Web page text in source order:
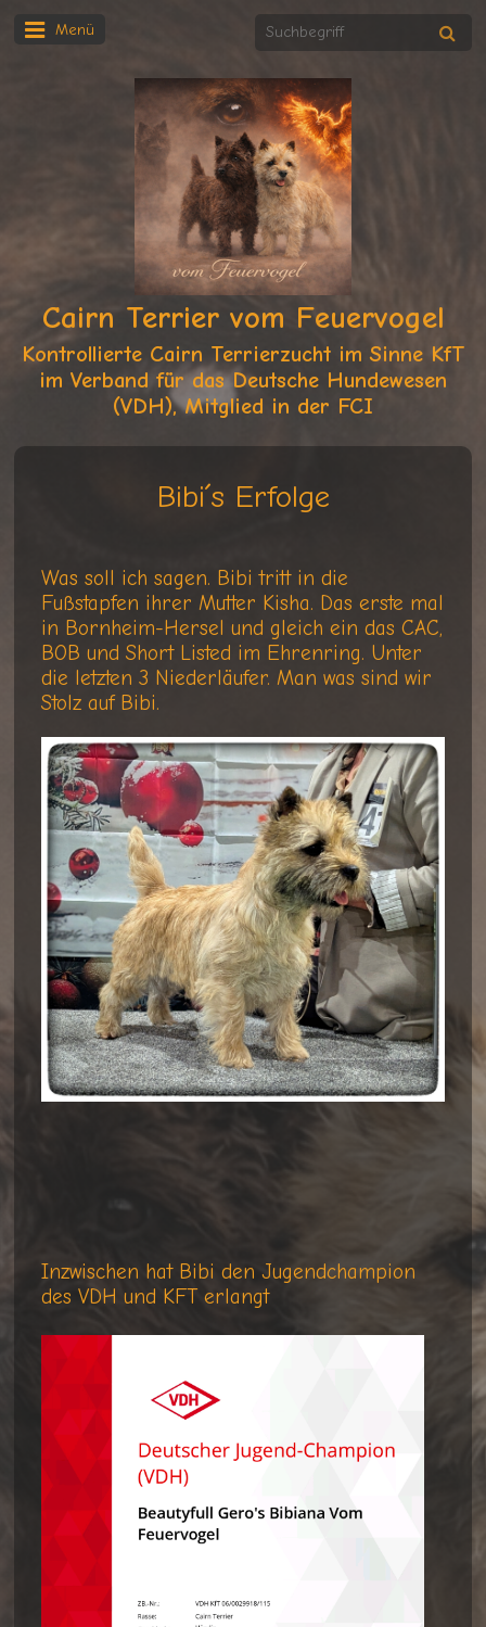
Menü
Cairn Terrier vom Feuervogel
Kontrollierte Cairn Terrierzucht im Sinne KfT
im Verband für das Deutsche Hundewesen
(VDH), Mitglied in der FCI
Bibi´s Erfolge
Was soll ich sagen. Bibi tritt in die
Fußstapfen ihrer Mutter Kisha. Das erste mal
in Bornheim-Hersel und gleich ein das CAC,
BOB und Short Listed im Ehrenring. Unter
die letzten 3 Niederläufer. Man was sind wir
Stolz auf Bibi.
Inzwischen hat Bibi den Jugendchampion
des VDH und KFT erlangt